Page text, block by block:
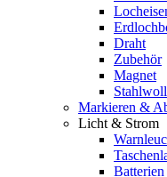
Draht
Zubehör
Magnet
Markieren &
Licht & Strom
Batterien